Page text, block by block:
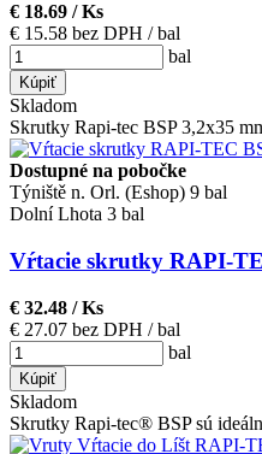
€ 18.69 / Ks
€ 15.58 bez DPH / bal
bal
Kúpiť
Skladom
Skrutky Rapi-tec BSP 3,2x35
Dostupné na pobočke
Týniště n. Orl. (Eshop) 9 bal
Dolní Lhota 3 bal
Vŕtacie skrutky RAPI-
€ 32.48 / Ks
€ 27.07 bez DPH / bal
bal
Kúpiť
Skladom
Skrutky Rapi-tec® BSP sú